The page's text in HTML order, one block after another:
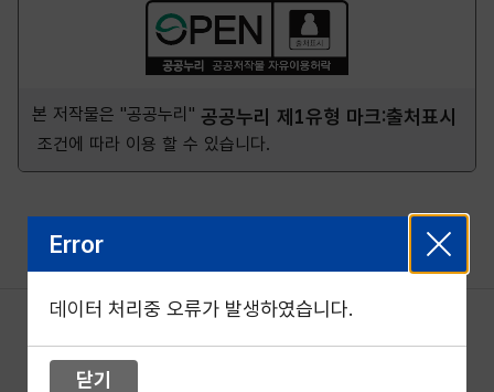
본 저작물은 "공공누리" 공공누리 제1유형 마크:출처표시
조건에 따라 이용 할 수 있습니다.
Error
데이터 처리중 오류가 발생하였습니다.
닫기